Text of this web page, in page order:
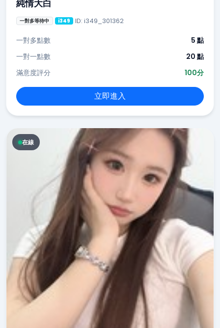
純情大白
一對多等待中 i349 ID: i349_301362
一對多點數
5 點
一對一點數
20 點
滿意度評分
100分
立即進入
在線